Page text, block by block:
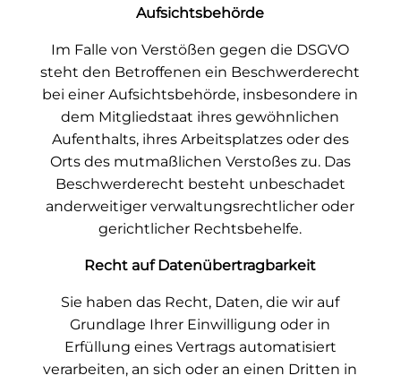
Aufsichts­behörde
Im Falle von Verstößen gegen die DSGVO
steht den Betroffenen ein Beschwerderecht
bei einer Aufsichtsbehörde, insbesondere in
dem Mitgliedstaat ihres gewöhnlichen
Aufenthalts, ihres Arbeitsplatzes oder des
Orts des mutmaßlichen Verstoßes zu. Das
Beschwerderecht besteht unbeschadet
anderweitiger verwaltungsrechtlicher oder
gerichtlicher Rechtsbehelfe.
Recht auf Daten­übertrag­barkeit
Sie haben das Recht, Daten, die wir auf
Grundlage Ihrer Einwilligung oder in
Erfüllung eines Vertrags automatisiert
verarbeiten, an sich oder an einen Dritten in